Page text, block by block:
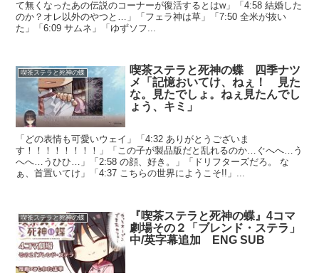
て無くなったあの伝説のコーナーが復活するとはw」「4:58 結婚した
のか？オレ以外のやつと…」「フェラ神は草」「7:50 全米が抜い
た」「6:09 サムネ」「ゆずソフ...
喫茶ステラと死神の蝶
喫茶ステラと死神の蝶 四季ナツ
メ「記憶おいてけ、ねぇ！ 見た
な。見たでしょ。ねぇ見たんでし
ょう、キミ」
「どの表情も可愛いウェイ」「4:32 ありがとうございま
す！！！！！！！！」「この子が製品版だと乱れるのか…ぐへへ…う
へへ…うひひ…」「2:58 の顔、好き。」「ドリフターズだろ。 な
ぁ、首置いてけ」「4:37 こちらの世界にようこそ!!」...
喫茶ステラと死神の蝶
『喫茶ステラと死神の蝶』4コマ
劇場その２「ブレンド・ステラ」
中/英字幕追加 ENG SUB